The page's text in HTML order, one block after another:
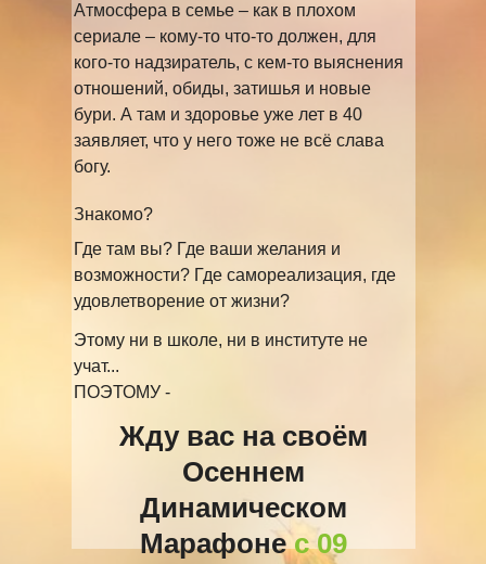
Атмосфера в семье – как в плохом
сериале – кому-то что-то должен, для
кого-то надзиратель, с кем-то выяснения
отношений, обиды, затишья и новые
бури. А там и здоровье уже лет в 40
заявляет, что у него тоже не всё слава
богу.
Знакомо?
Где там вы? Где ваши желания и
возможности? Где самореализация, где
удовлетворение от жизни?
Жду вас на своём
Осеннем
Динамическом
Марафонес 09
Этому ни в школе, ни в институте не
учат...
ПОЭТОМУ -